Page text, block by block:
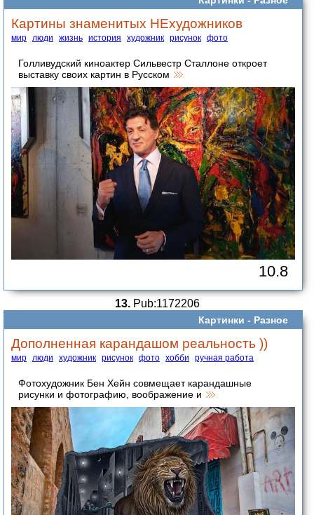
Картины знаменитых НЕхудожников
мир люди жизнь история художник рисунок фото
Голливудский киноактер Сильвестр Сталлоне откроет
выставку своих картин в Русском
10.8
13.Pub:1172206
Картинки - Разное
Дополненная карандашом реальность ))
мир люди художник рисунок фото хобби ручная работа
Фотохудожник Бен Хейн совмещает карандашные
рисунки и фотографию, воображение и